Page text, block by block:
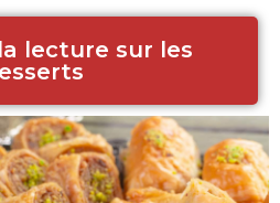
lecture sur les